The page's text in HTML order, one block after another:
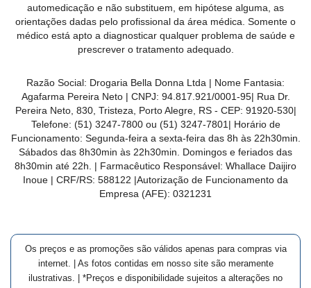
automedicação e não substituem, em hipótese alguma, as
orientações dadas pelo profissional da área médica. Somente o
médico está apto a diagnosticar qualquer problema de saúde e
prescrever o tratamento adequado.
Razão Social: Drogaria Bella Donna Ltda | Nome Fantasia:
Agafarma Pereira Neto | CNPJ: 94.817.921/0001-95| Rua Dr.
Pereira Neto, 830, Tristeza, Porto Alegre, RS - CEP: 91920-530|
Telefone: (51) 3247-7800 ou (51) 3247-7801| Horário de
Funcionamento: Segunda-feira a sexta-feira das 8h às 22h30min.
Sábados das 8h30min às 22h30min. Domingos e feriados das
8h30min até 22h. | Farmacêutico Responsável: Whallace Daijiro
Inoue | CRF/RS: 588122 |Autorização de Funcionamento da
Empresa (AFE): 0321231
Os preços e as promoções são válidos apenas para compras via
internet. | As fotos contidas em nosso site são meramente
ilustrativas. | *Preços e disponibilidade sujeitos a alterações no